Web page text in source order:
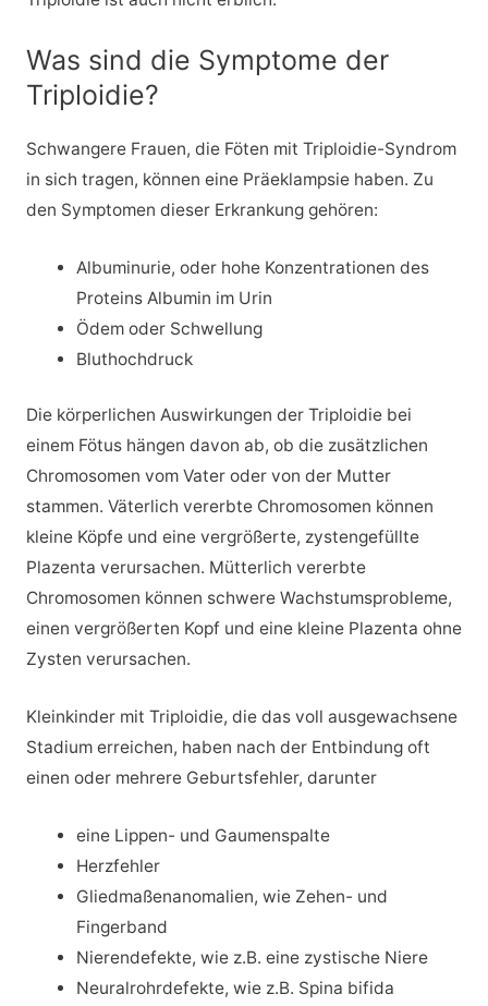
Was sind die Symptome der
Triploidie?
Schwangere Frauen, die Föten mit Triploidie-Syndrom
in sich tragen, können eine Präeklampsie haben. Zu
den Symptomen dieser Erkrankung gehören:
Albuminurie, oder hohe Konzentrationen des
Proteins Albumin im Urin
Ödem oder Schwellung
Bluthochdruck
Die körperlichen Auswirkungen der Triploidie bei
einem Fötus hängen davon ab, ob die zusätzlichen
Chromosomen vom Vater oder von der Mutter
stammen. Väterlich vererbte Chromosomen können
kleine Köpfe und eine vergrößerte, zystengefüllte
Plazenta verursachen. Mütterlich vererbte
Chromosomen können schwere Wachstumsprobleme,
einen vergrößerten Kopf und eine kleine Plazenta ohne
Zysten verursachen.
Kleinkinder mit Triploidie, die das voll ausgewachsene
Stadium erreichen, haben nach der Entbindung oft
einen oder mehrere Geburtsfehler, darunter
eine Lippen- und Gaumenspalte
Herzfehler
Gliedmaßenanomalien, wie Zehen- und
Fingerband
Nierendefekte, wie z.B. eine zystische Niere
Neuralrohrdefekte, wie z.B. Spina bifida